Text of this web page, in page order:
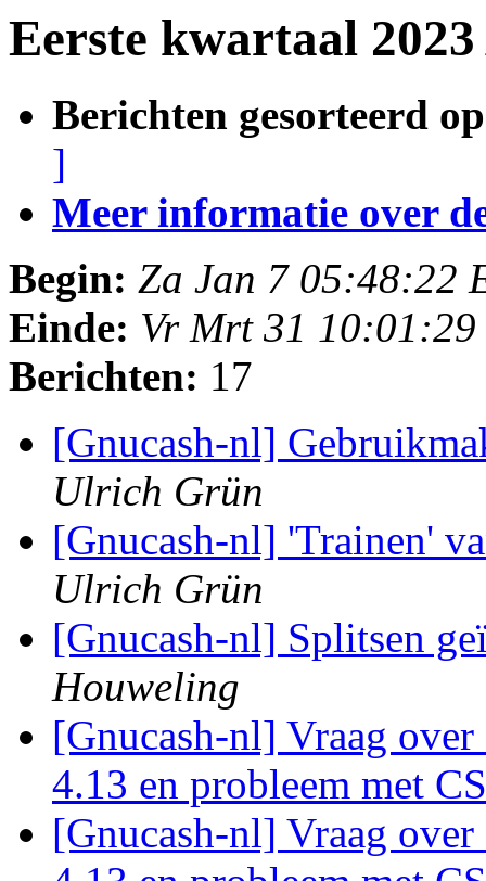
Eerste kwartaal
Berichten gesorteerd
]
Meer informatie over
Begin: Za Jan 7 05:48:22
Einde: Vr Mrt 31 10:01:29
Berichten: 17
[Gnucash-nl]
Ulrich Grün
[Gnucash-nl] 'Trainen'
Ulrich Grün
[Gnucash-nl] Splitsen
Houweling
[Gnucash-nl] Vraag
4.13 en probleem met
[Gnucash-nl] Vraag